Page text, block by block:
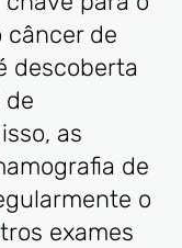
câncer de
descoberta
de
as
de
o
exames